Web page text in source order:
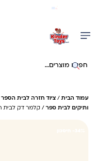
חיפוש באתר
עמוד הבית / ציוד חזרה לבית הספר
ותיקים לבית ספר / קלמר דק לבית הספר תא 1-